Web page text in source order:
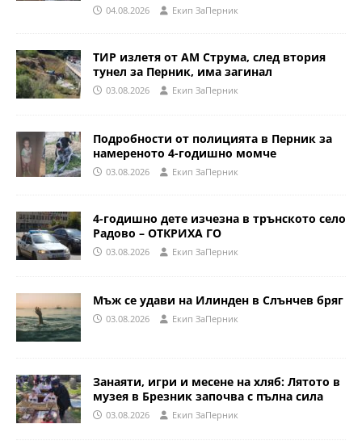
04.08.2026 Eкип ЗаПерник
ТИР излетя от АМ Струма, след втория
тунел за Перник, има загинал
03.08.2026 Eкип ЗаПерник
Подробности от полицията в Перник за
намереното 4-годишно момче
03.08.2026 Eкип ЗаПерник
4-годишно дете изчезна в трънското село
Радово – ОТКРИХА ГО
03.08.2026 Eкип ЗаПерник
Мъж се удави на Илинден в Слънчев бряг
03.08.2026 Eкип ЗаПерник
Занаяти, игри и месене на хляб: Лятото в
музея в Брезник започва с пълна сила
03.08.2026 Eкип ЗаПерник